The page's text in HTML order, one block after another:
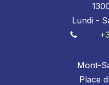
Lundi -
Mont-
Place